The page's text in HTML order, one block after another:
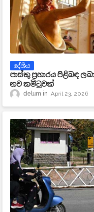
දේශීය
පාස්කු ප්‍රහාරය පිළිබඳ
නව කමිටුවක්
delum April 23, 2026